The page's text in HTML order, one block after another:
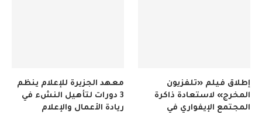
معهد الجزيرة للإعلام ينظم
3 دورات لتأهيل النشء في
ريادة الأعمال والإعلام
إطلاق فيلم «تلفزيون
المخرج» لاستعادة ذاكرة
المجتمع الإيفواري في